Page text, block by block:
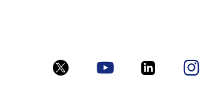
Twitter YouTubeLinkedIn